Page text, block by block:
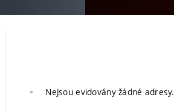
Nejsou evidovány žádné adresy.